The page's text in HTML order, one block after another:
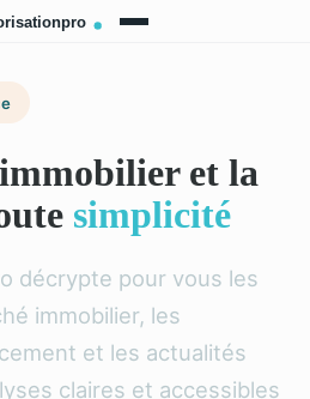
et la
simplicité
décrypte pour vous les
immobilier, les
et les actualités
claires et accessibles